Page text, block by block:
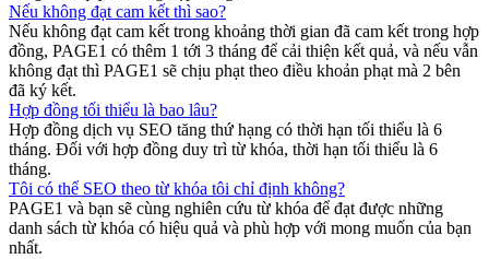
Nếu không đạt cam kết thì sao?
Nếu không đạt cam kết trong khoảng thời gian đã cam kết trong hợp
đồng, PAGE1 có thêm 1 tới 3 tháng để cải thiện kết quả, và nếu vẫn
không đạt thì PAGE1 sẽ chịu phạt theo điều khoản phạt mà 2 bên
đã ký kết.
Hợp đồng tối thiểu là bao lâu?
Hợp đồng dịch vụ SEO tăng thứ hạng có thời hạn tối thiểu là 6
tháng. Đối với hợp đồng duy trì từ khóa, thời hạn tối thiểu là 6
tháng.
Tôi có thể SEO theo từ khóa tôi chỉ định không?
PAGE1 và bạn sẽ cùng nghiên cứu từ khóa để đạt được những
danh sách từ khóa có hiệu quả và phù hợp với mong muốn của bạn
nhất.